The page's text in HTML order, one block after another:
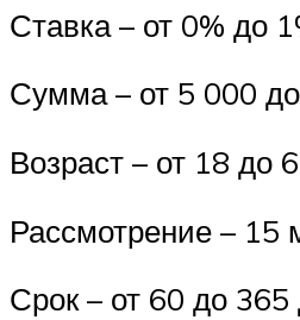
Ставка – от 0% до
Сумма – от 5 000
Возраст – от 18 до
Рассмотрение – 15
Срок – от 60 до 365